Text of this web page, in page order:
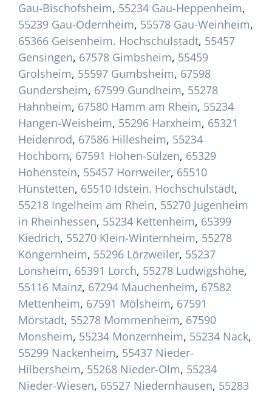
Gau-Bischofsheim, 55234 Gau-Heppenheim,
55239 Gau-Odernheim, 55578 Gau-Weinheim,
65366 Geisenheim. Hochschulstadt, 55457
Gensingen, 67578 Gimbsheim, 55459
Grolsheim, 55597 Gumbsheim, 67598
Gundersheim, 67599 Gundheim, 55278
Hahnheim, 67580 Hamm am Rhein, 55234
Hangen-Weisheim, 55296 Harxheim, 65321
Heidenrod, 67586 Hillesheim, 55234
Hochborn, 67591 Hohen-Sülzen, 65329
Hohenstein, 55457 Horrweiler, 65510
Hünstetten, 65510 Idstein. Hochschulstadt,
55218 Ingelheim am Rhein, 55270 Jugenheim
in Rheinhessen, 55234 Kettenheim, 65399
Kiedrich, 55270 Klein-Winternheim, 55278
Köngernheim, 55296 Lörzweiler, 55237
Lonsheim, 65391 Lorch, 55278 Ludwigshöhe,
55116 Mainz, 67294 Mauchenheim, 67582
Mettenheim, 67591 Mölsheim, 67591
Mörstadt, 55278 Mommenheim, 67590
Monsheim, 55234 Monzernheim, 55234 Nack,
55299 Nackenheim, 55437 Nieder-
Hilbersheim, 55268 Nieder-Olm, 55234
Nieder-Wiesen, 65527 Niedernhausen, 55283